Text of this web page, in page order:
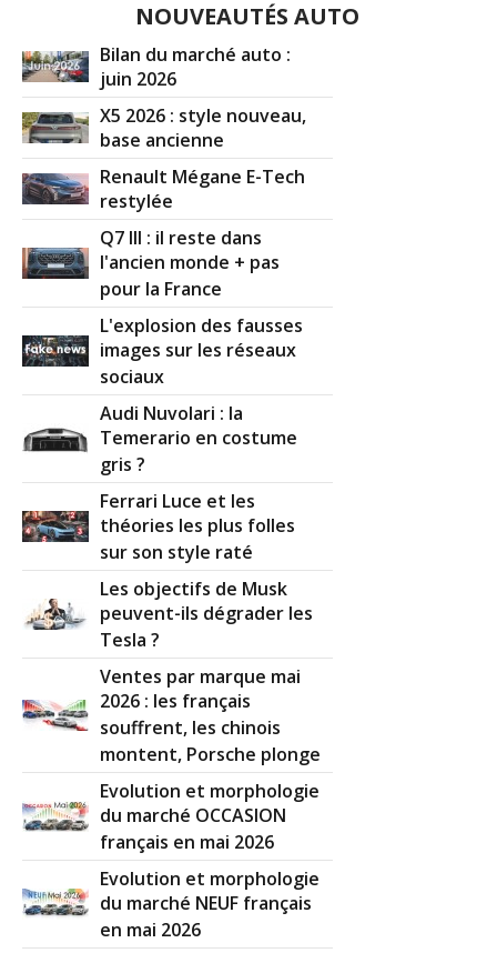
NOUVEAUTÉS AUTO
Bilan du marché auto :
juin 2026
X5 2026 : style nouveau,
base ancienne
Renault Mégane E-Tech
restylée
Q7 III : il reste dans
l'ancien monde + pas
pour la France
L'explosion des fausses
images sur les réseaux
sociaux
Audi Nuvolari : la
Temerario en costume
gris ?
Ferrari Luce et les
théories les plus folles
sur son style raté
Les objectifs de Musk
peuvent-ils dégrader les
Tesla ?
Ventes par marque mai
2026 : les français
souffrent, les chinois
montent, Porsche plonge
Evolution et morphologie
du marché OCCASION
français en mai 2026
Evolution et morphologie
du marché NEUF français
en mai 2026